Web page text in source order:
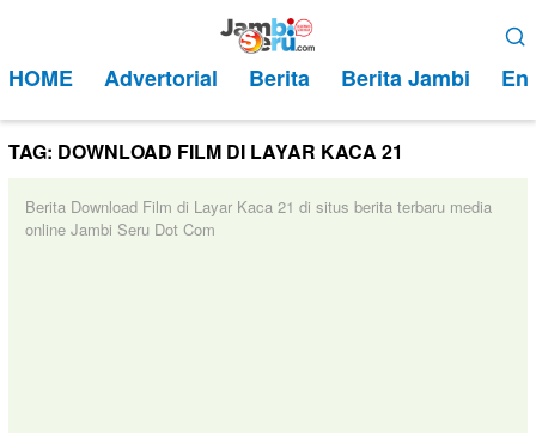
kontenMobile
HOME Advertorial Berita Berita Jambi
TAG: DOWNLOAD FILM DI LAYAR KACA 21
Berita Download Film di Layar Kaca 21 di situs berita terbaru media
online Jambi Seru Dot Com